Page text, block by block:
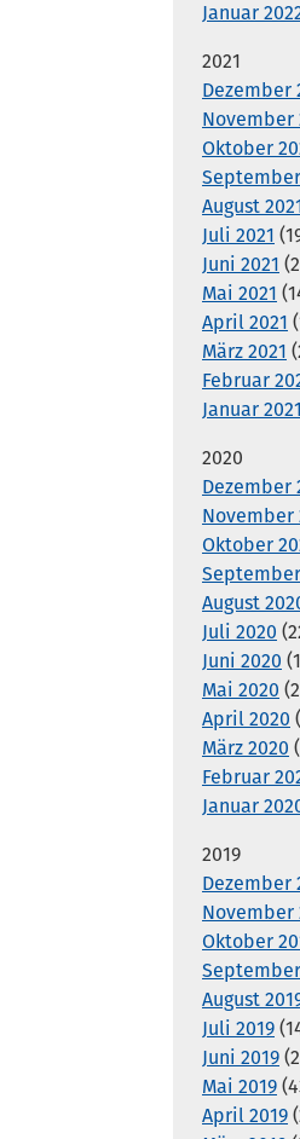
Januar
2021
Dezember
November
Oktober
August
Juli 2021
Juni 2021
Mai 2021
April 2021
März 2021
Februar
Januar 2021
2020
Dezember
November
Oktober
August
Juli 2020
Juni 2020
Mai 2020
April 2020
März 2020
Februar
Januar
2019
Dezember
November
Oktober
August
Juli 2019
Juni 2019
Mai 2019
April 2019